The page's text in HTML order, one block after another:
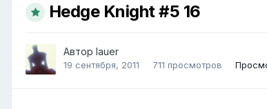
Hedge Knight #5 16
Автор lauer
19 сентября, 2011 711 просмотров